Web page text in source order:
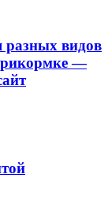
разных видов
—